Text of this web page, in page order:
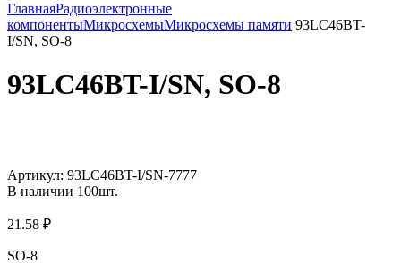
ГлавнаяРадиоэлектронные
компонентыМикросхемыМикросхемы памяти 93LC46BT-
I/SN, SO-8
93LC46BT-I/SN, SO-8
Артикул: 93LC46BT-I/SN-7777
В наличии 100шт.
21.58 ₽
SO-8